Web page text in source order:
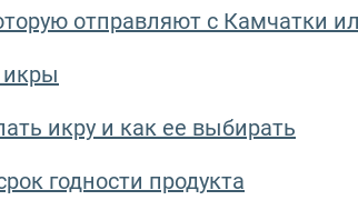
отправляют с Камчатки
икры
икру и как ее выбирать
годности продукта